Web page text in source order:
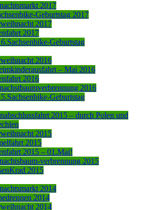
2017
Geburtstag 2017
2017
2017
Geburtstag
2016
– Mai 2016
2016
2016
Geburtstag
2015 – durch Polen und
2015
2015
2015 – 01.Mai!
verbrennung 2015
2015
2014
2014
2014